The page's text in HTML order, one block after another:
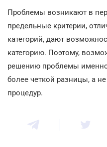
Проблемы возникают в
предельные критерии,
категорий, дают
категорию. Поэтому,
решению проблемы
более четкой разницы, а
процедур.